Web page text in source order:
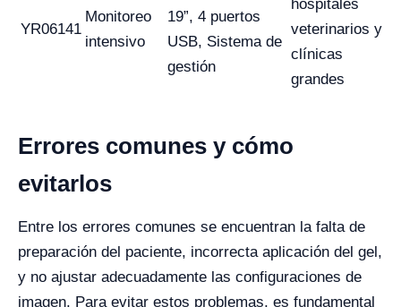
YR06141
Monitoreo
intensivo
19”, 4 puertos
USB, Sistema de
gestión
hospitales
veterinarios y
clínicas
grandes
Errores comunes y cómo
evitarlos
Entre los errores comunes se encuentran la falta de
preparación del paciente, incorrecta aplicación del gel,
y no ajustar adecuadamente las configuraciones de
imagen. Para evitar estos problemas, es fundamental